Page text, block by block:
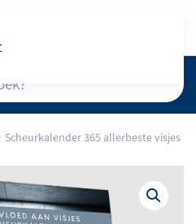
Scheurkalender 365 allerbeste visjes